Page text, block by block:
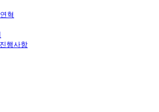
혁
행사항